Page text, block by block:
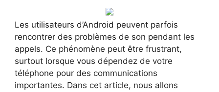
Les utilisateurs d’Android peuvent parfois
rencontrer des problèmes de son pendant les
appels. Ce phénomène peut être frustrant,
surtout lorsque vous dépendez de votre
téléphone pour des communications
importantes. Dans cet article, nous allons